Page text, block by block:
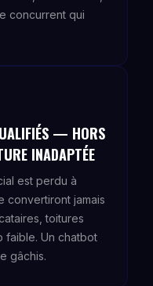
concurrent qui
— HORS
INADAPTÉE
est perdu à
convertiront jamais
toitures
faible. Un chatbot
gâchis.